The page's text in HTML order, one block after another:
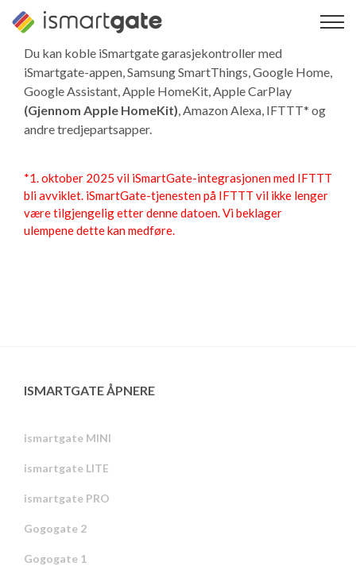
Hopp
innholdDu kan koble iSmartgate garasjekontroller med
iSmartgate-appen, Samsung SmartThings, Google Home,
Google Assistant, Apple HomeKit,Apple CarPlay
(Gjennom Apple HomeKit), Amazon Alexa, IFTTT* og
andre tredjepartsapper.
*1. oktober 2025 vil iSmartGate-integrasjonen med IFTTT
bli avviklet. iSmartGate-tjenesten på IFTTT vil ikke lenger
være tilgjengelig etter denne datoen. Vi beklager
ulempene dette kan medføre.
ISMARTGATE ÅPNERE
ismartgate MINI
ismartgate LITE
ismartgate PRO
Gogogate 2
Gogogate 1